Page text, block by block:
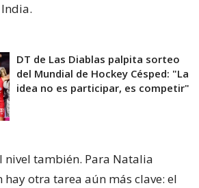
DT de Las Diablas palpita sorteo
del Mundial de Hockey Césped: "La
idea no es participar, es competir"
nivel también. Para Natalia
otra tarea aún más clave: el